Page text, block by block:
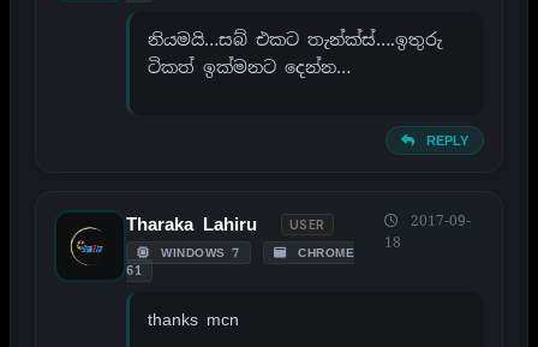
නියමයි…සබ් එකට තැන්ක්ස්….ඉතුරු
ටිකත් ඉක්මනට දෙන්න…
REPLY
Tharaka Lahiru USER
WINDOWS 7
CHROME
61
2017-09-
18
thanks mcn